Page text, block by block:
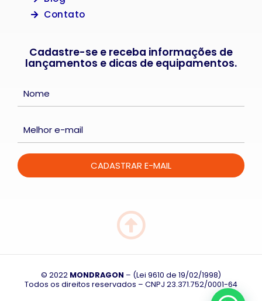
Contato
Cadastre-se e receba informações de
lançamentos e dicas de equipamentos.
© 2022 MONDRAGON – (Lei 9610 de 19/02/1998)
Todos os direitos reservados – CNPJ 23.371.752/0001-64